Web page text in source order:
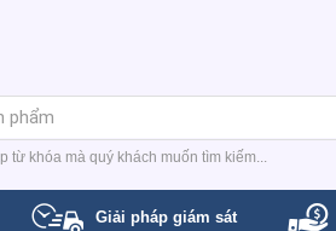
từ khóa mà quý khách muốn tìm kiếm...
Giải pháp giám sát